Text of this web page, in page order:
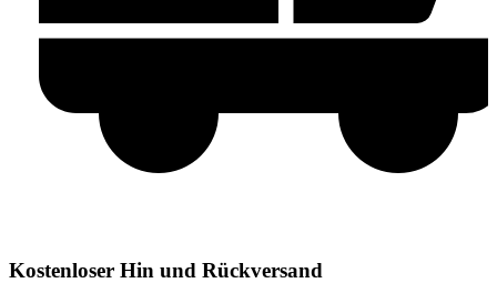
Kostenloser Hin und Rückversand